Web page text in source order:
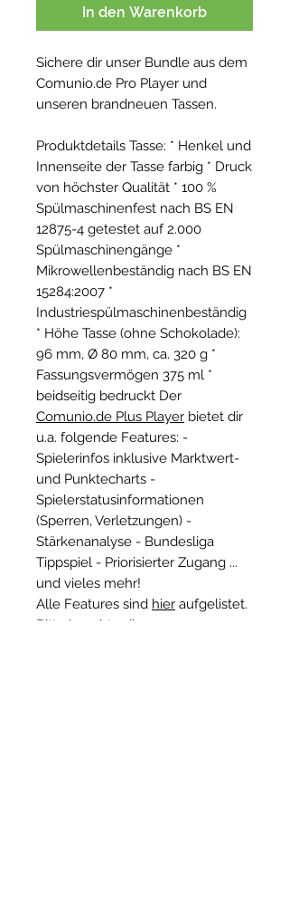
In den Warenkorb
Sichere dir unser Bundle aus dem
Comunio.de Pro Player und
unseren brandneuen Tassen.
Produktdetails Tasse: * Henkel und
Innenseite der Tasse farbig * Druck
von höchster Qualität * 100 %
Spülmaschinenfest nach BS EN
12875-4 getestet auf 2.000
Spülmaschinengänge *
Mikrowellenbeständig nach BS EN
15284:2007 *
Industriespülmaschinenbeständig
* Höhe Tasse (ohne Schokolade):
96 mm, Ø 80 mm, ca. 320 g *
Fassungsvermögen 375 ml *
beidseitig bedruckt Der
Comunio.de Plus Player bietet dir
u.a. folgende Features: -
Spielerinfos inklusive Marktwert-
und Punktecharts -
Spielerstatusinformationen
(Sperren, Verletzungen) -
Stärkenanalyse - Bundesliga
Tippspiel - Priorisierter Zugang ...
und vieles mehr!
Alle Features sind hier aufgelistet.
Bitte beachte die